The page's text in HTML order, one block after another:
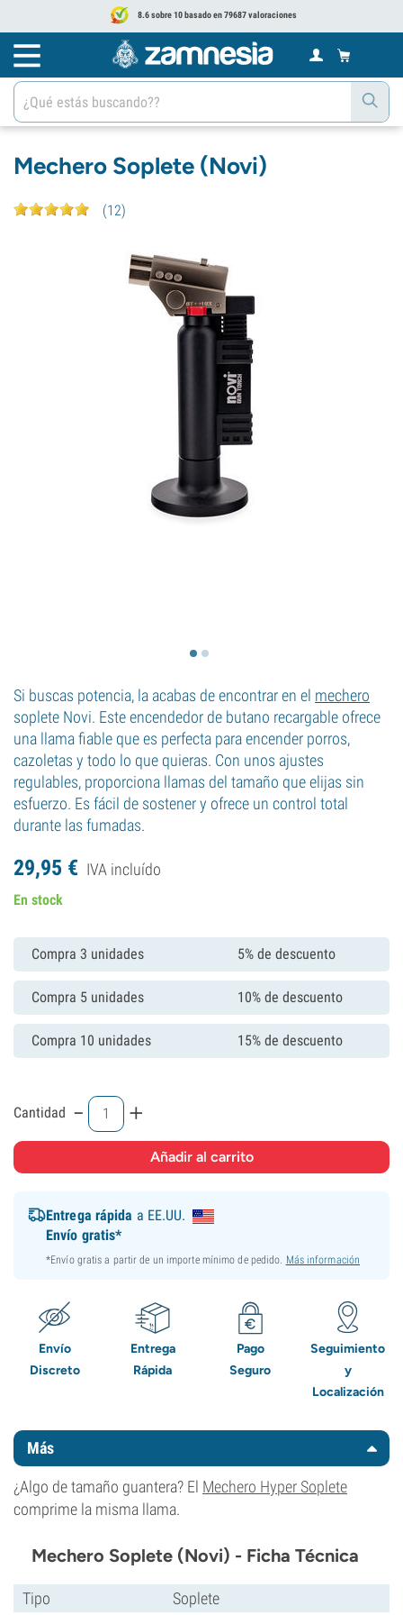
8.6 sobre 10 basado en 79687 valoraciones
Mechero Soplete (Novi)
(12)
Si buscas potencia, la acabas de encontrar en el mechero
soplete Novi. Este encendedor de butano recargable ofrece
una llama fiable que es perfecta para encender porros,
cazoletas y todo lo que quieras. Con unos ajustes
regulables, proporciona llamas del tamaño que elijas sin
esfuerzo. Es fácil de sostener y ofrece un control total
durante las fumadas.
29,95 € IVA incluído
En stock
Compra 3 unidades 5% de descuento
Compra 5 unidades 10% de descuento
Compra 10 unidades 15% de descuento
Cantidad - +
Entrega rápida a EE.UU.
Envío gratis*
*Envío gratis a partir de un importe mínimo de pedido. Más información
Envío
Discreto
Entrega
Rápida
Pago
Seguro
Seguimiento
y
Localización
Más
¿Algo de tamaño guantera? El Mechero Hyper Soplete
comprime la misma llama.
Mechero Soplete (Novi) - Ficha Técnica
Tipo Soplete